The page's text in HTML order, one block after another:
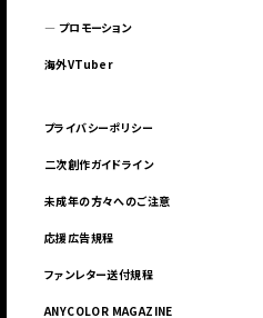
― プロモーション
海外VTuber
プライバシーポリシー
二次創作ガイドライン
未成年の方々へのご注意
応援広告規程
ファンレター送付規程
ANYCOLOR MAGAZINE